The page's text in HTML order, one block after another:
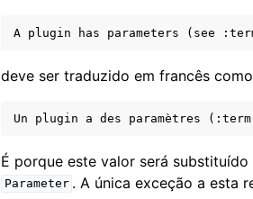
deve ser traduzido em francês como
É porque este valor será
Parameter . A única exceção a esta